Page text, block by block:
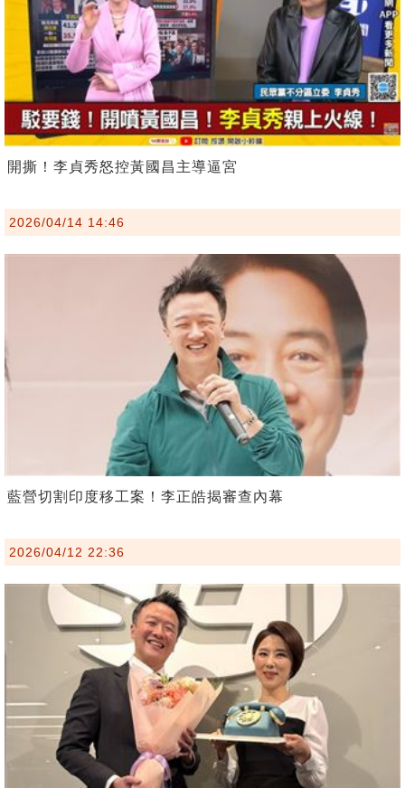
開撕！李貞秀怒控黃國昌主導逼宮
2026/04/14 14:46
藍營切割印度移工案！李正皓揭審查內幕
2026/04/12 22:36